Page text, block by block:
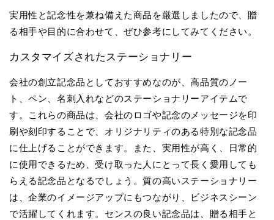
実用性と記念性を兼ね備えた商品を厳選しましたので、贈
る相手や目的に合わせて、ぜひ参考にしてみてください。
カスタマイズされたステーショナリー
会社の創立記念品としておすすめなのが、高品質のノー
ト、ペン、名刺入れなどのステーショナリーアイテムで
す。これらの商品は、会社のロゴや記念のメッセージを印
刷や刻印することで、オリジナリティのある特別な記念品
に仕上げることができます。また、実用性が高く、日常的
に使用できるため、受け取った人にとって長く愛用しても
らえる記念品となるでしょう。質の高いステーショナリー
は、企業のイメージアップにもつながり、ビジネスシーン
で活躍してくれます。センスの良い記念品は、贈る相手と